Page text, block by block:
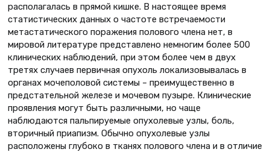
располагалась в прямой кишке. В настоящее время
статистических данных о частоте встречаемости
метастатического поражения полового члена нет, в
мировой литературе представлено немногим более 500
клинических наблюдений, при этом более чем в двух
третях случаев первичная опухоль локализовывалась в
органах мочеполовой системы – преимущественно в
предстательной железе и мочевом пузыре. Клинические
проявления могут быть различными, но чаще
наблюдаются пальпируемые опухолевые узлы, боль,
вторичный приапизм. Обычно опухолевые узлы
расположены глубоко в тканях полового члена и в отличие